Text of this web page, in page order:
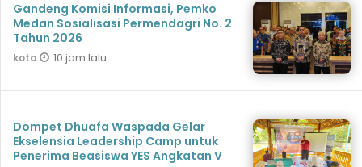
Gandeng Komisi Informasi, Pemko
Medan Sosialisasi Permendagri No. 2
Tahun 2026
kota 10 jam lalu
Dompet Dhuafa Waspada Gelar
Ekselensia Leadership Camp untuk
Penerima Beasiswa YES Angkatan V